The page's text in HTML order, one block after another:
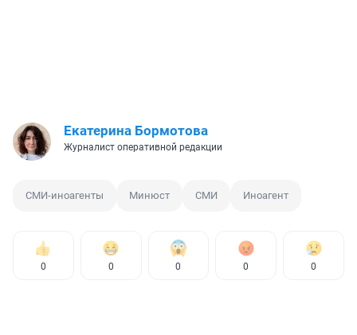
Екатерина Бормотова
Журналист оперативной редакции
СМИ-иноагенты Минюст СМИ Иноагент
0 0 0 0 0